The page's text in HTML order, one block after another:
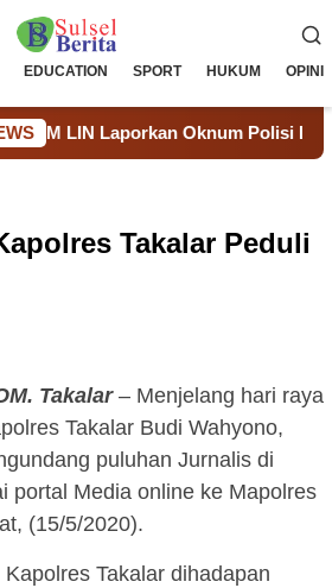
EDUCATION SPORT HUKUM OPINI
Oknum Polisi Diduga Ikut
Takalar Peduli
Takalar – Menjelang hari raya
Takalar Budi Wahyono,
puluhan Jurnalis di
portal Media online ke Mapolres
(15/5/2020).
Takalar dihadapan